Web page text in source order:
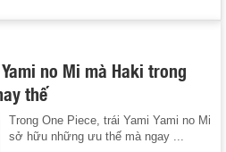
no Mi mà Haki trong
thế
Trong One Piece, trái Yami Yami no Mi
sở hữu những ưu thế mà ngay ...